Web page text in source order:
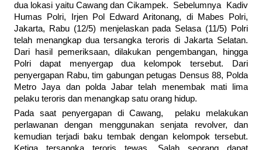
dua lokasi yaitu Cawang dan Cikampek. Sebelumnya Kadiv
Humas Polri, Irjen Pol Edward Aritonang, di Mabes Polri,
Jakarta, Rabu (12/5) menjelaskan pada Selasa (11/5) Polri
telah menangkap dua tersangka teroris di Jakarta Selatan.
Dari hasil pemeriksaan, dilakukan pengembangan, hingga
Polri dapat menyergap dua kelompok tersebut. Dari
penyergapan Rabu, tim gabungan petugas Densus 88, Polda
Metro Jaya dan polda Jabar telah menembak mati lima
pelaku teroris dan menangkap satu orang hidup.
Pada saat penyergapan di Cawang, pelaku melakukan
perlawanan dengan menggunakan senjata revolver, dan
kemudian terjadi baku tembak dengan kelompok tersebut.